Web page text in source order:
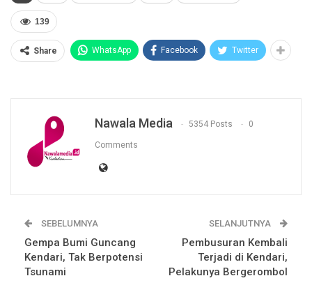
139
Share WhatsApp Facebook Twitter
Nawala Media 5354 Posts 0
Comments
SEBELUMNYA
Gempa Bumi Guncang
Kendari, Tak Berpotensi
Tsunami
SELANJUTNYA
Pembusuran Kembali
Terjadi di Kendari,
Pelakunya Bergerombol